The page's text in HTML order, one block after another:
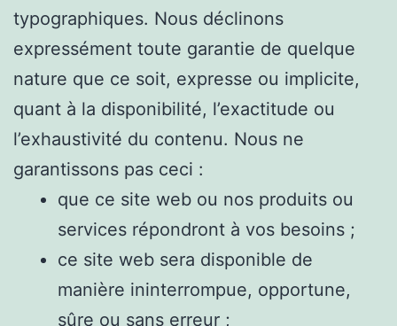
typographiques. Nous déclinons
expressément toute garantie de quelque
nature que ce soit, expresse ou implicite,
quant à la disponibilité, l’exactitude ou
l’exhaustivité du contenu. Nous ne
garantissons pas ceci :
que ce site web ou nos produits ou
services répondront à vos besoins ;
ce site web sera disponible de
manière ininterrompue, opportune,
sûre ou sans erreur ;